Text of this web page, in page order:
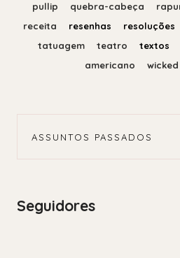
pullip
quebra-cabeça
receita
resenhas resoluções
tatuagem
teatro textos
americano
wicked
ASSUNTOS PASSADOS
Seguidores